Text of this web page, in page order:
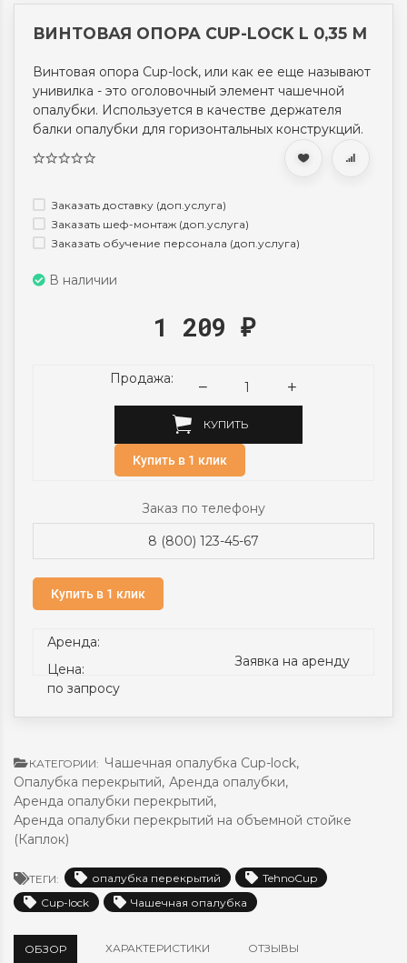
ВИНТОВАЯ ОПОРА CUP-LOCK L 0,35 М
Винтовая опора Cup-lock, или как ее еще называют
унивилка - это оголовочный элемент чашечной
опалубки. Используется в качестве держателя
балки опалубки для горизонтальных конструкций.
Заказать доставку (доп.услуга)
Заказать шеф-монтаж (доп.услуга)
Заказать обучение персонала (доп.услуга)
В наличии
1 209 ₽
Продажа:
КУПИТЬ
Купить в 1 клик
Заказ по телефону
8 (800) 123-45-67
Купить в 1 клик
Аренда:
Цена:
по запросу
Заявка на аренду
КАТЕГОРИИ: Чашечная опалубка Cup-lock,
Опалубка перекрытий, Аренда опалубки,
Аренда опалубки перекрытий,
Аренда опалубки перекрытий на объемной стойке
(Каплок)
ТЕГИ: опалубка перекрытий
TehnoCup
Cup-lock
Чашечная опалубка
ОБЗОР ХАРАКТЕРИСТИКИ ОТЗЫВЫ